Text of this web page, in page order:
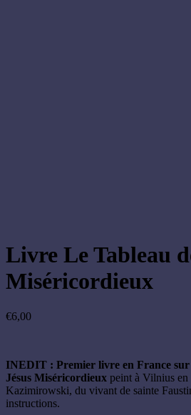
Livre Le Tableau
Miséricordieux
€6,00
INEDIT : Premier livre en France sur
Jésus Miséricordieux peint à Vilnius en
Kazimirowski, du vivant de sainte
instructions.